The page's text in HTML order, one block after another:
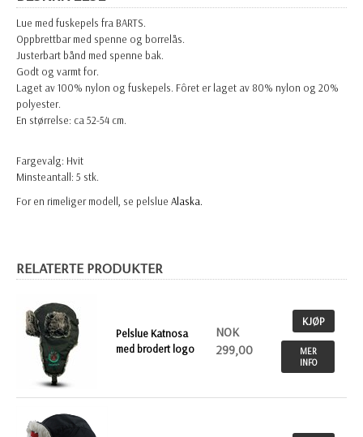
Lue med fuskepels fra BARTS.
Oppbrettbar med spenne og borrelås.
Justerbart bånd med spenne bak.
Godt og varmt for.
Laget av 100% nylon og fuskepels. Fôret er laget av 80% nylon og 20%
polyester.
En størrelse: ca 52-54 cm.
Fargevalg: Hvit
Minsteantall: 5 stk.
For en rimeliger modell, se pelslue Alaska.
RELATERTE PRODUKTER
Pelslue Katnosa
med brodert logo
NOK
299,00
KJØP
MER
INFO